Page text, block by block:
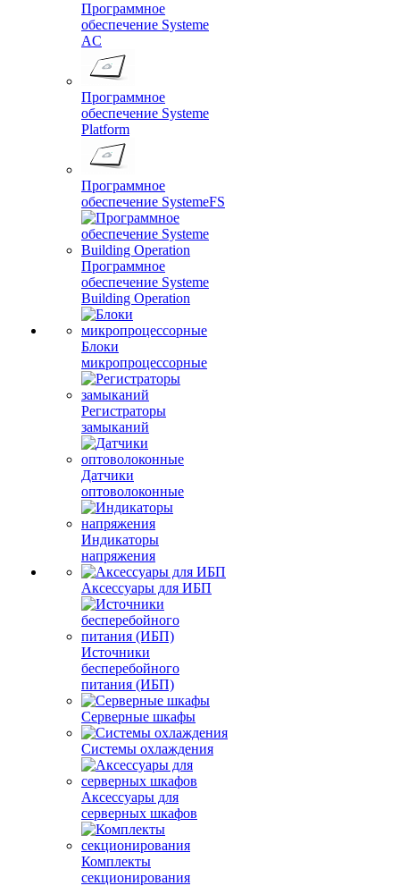
Программное
обеспечение Systeme
AC
Программное
обеспечение Systeme
Platform
Программное
обеспечение SystemeFS
Программное
обеспечение Systeme
Building Operation
Блоки
микропроцессорные
Регистраторы
замыканий
Датчики
оптоволоконные
Индикаторы
напряжения
Аксессуары для ИБП
Источники
бесперебойного
питания (ИБП)
Серверные шкафы
Системы охлаждения
Аксессуары для
серверных шкафов
Комплекты
секционирования